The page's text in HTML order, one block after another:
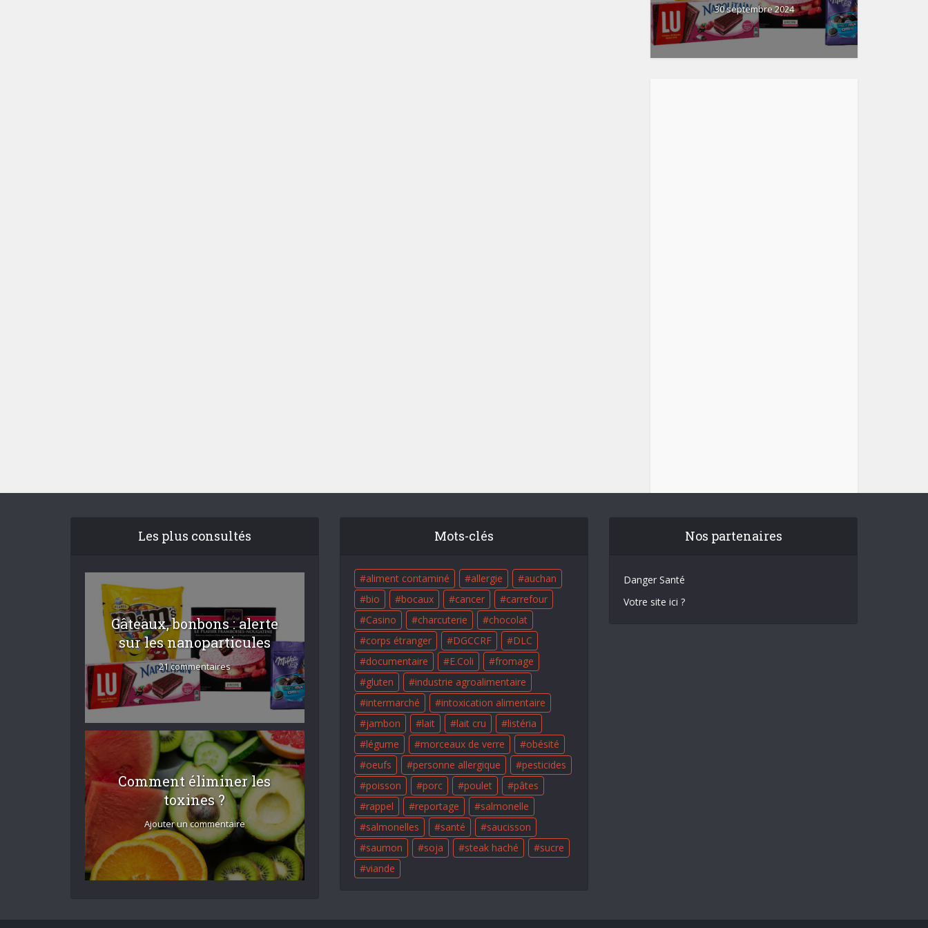
30 septembre 2024
Les plus consultés
Gâteaux, bonbons : alerte
sur les nanoparticules
21 commentaires
Comment éliminer les
toxines ?
Ajouter un commentaire
Mots-clés
aliment contaminé allergie
auchan
bio
bocaux cancer
carrefour
Casino
charcuterie
chocolat
corps étranger
DGCCRF
DLC
documentaire
E.Coli
fromage
gluten
industrie agroalimentaire
intermarché
intoxication alimentaire
jambon
lait lait cru
listéria
légume
morceaux de verre
obésité
oeufs
personne allergique
pesticides
poisson
porc poulet
pâtes
rappel
reportage
salmonelle
salmonelles
santé
saucisson
saumon
soja steak haché
sucre
viande
Nos partenaires
Danger Santé
Votre site ici ?